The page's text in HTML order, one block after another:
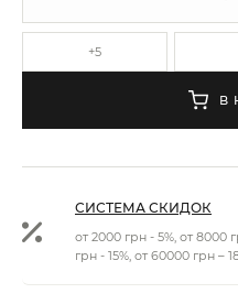
+5
В
СИСТЕМА СКИДОК
от 2000 грн - 5%, от 8000
грн - 15%, от 60000 грн –